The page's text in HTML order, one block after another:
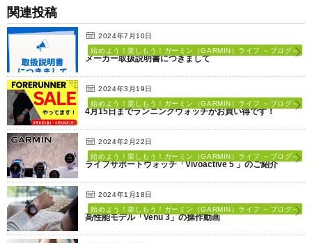
関連投稿
2024年7月10日
始めよう！楽しもう！ガーミン（GARMIN）ライフ ～ブログ～
メーカー取扱説明書につきまして
2024年3月19日
始めよう！楽しもう！ガーミン（GARMIN）ライフ ～ブログ～
4月15日までランニングウォッチがお買い得です！
2024年2月22日
始めよう！楽しもう！ガーミン（GARMIN）ライフ ～ブログ～
ライフサポートウォッチ「Vivoactive 5 」のご紹介
2024年1月18日
始めよう！楽しもう！ガーミン（GARMIN）ライフ ～ブログ～
高性能モデル「Venu 3」の操作動画